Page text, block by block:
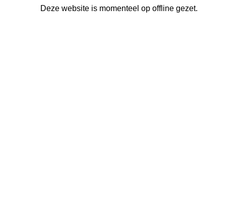
Deze website is momenteel op offline gezet.